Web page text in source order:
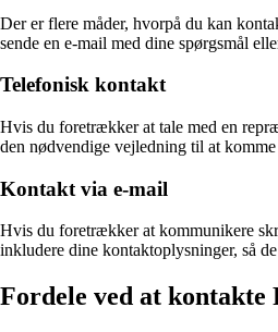
Der er flere måder, hvorpå du kan
sende en e-mail med dine spørgsmål
Telefonisk kontakt
Hvis du foretrækker at tale med en
den nødvendige vejledning til at
Kontakt via e-mail
Hvis du foretrækker at kommunikere
inkludere dine kontaktoplysninger, så
Fordele ved at